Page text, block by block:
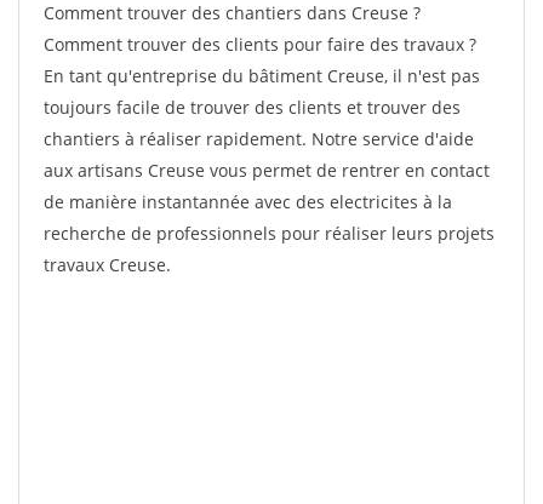
Comment trouver des chantiers dans Creuse ?
Comment trouver des clients pour faire des travaux ?
En tant qu'entreprise du bâtiment Creuse, il n'est pas
toujours facile de trouver des clients et trouver des
chantiers à réaliser rapidement. Notre service d'aide
aux artisans Creuse vous permet de rentrer en contact
de manière instantannée avec des electricites à la
recherche de professionnels pour réaliser leurs projets
travaux Creuse.